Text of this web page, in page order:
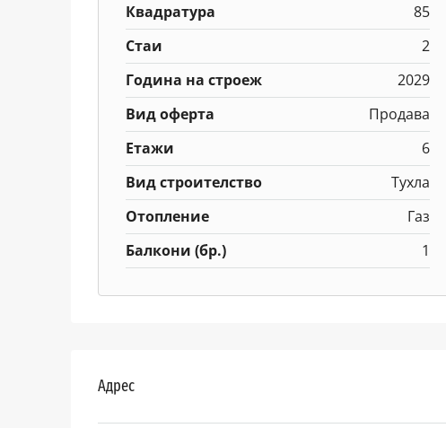
Квадратура
85
Стаи
2
Година на строеж
2029
Вид оферта
Продава
Етажи
6
Вид строителство
Тухла
Отопление
Газ
Балкони (бр.)
1
Адрес